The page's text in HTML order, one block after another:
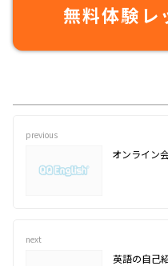
無料体験レ
previous
オンライン
next
英語の自己